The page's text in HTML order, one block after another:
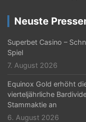
g
a
t
i
o
n
Neuste
Superbet Casino –
Spiel
7. August 2026
Equinox Gold erhöht
vierteljährliche
Stammaktie an
6. August 2026